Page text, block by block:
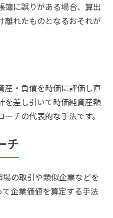
簿に誤りがある場合、算出
離れたものとなるおそれが
産・負債を時価に評価し直
を差し引いて時価純資産額
チの代表的な手法です。
チ
の取引や類似企業などを
企業価値を算定する手法